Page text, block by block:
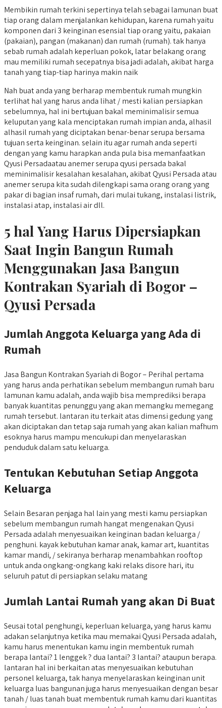
Membikin rumah terkini sepertinya telah sebagai lamunan buat
tiap orang dalam menjalankan kehidupan, karena rumah yaitu
komponen dari 3 keinginan esensial tiap orang yaitu, pakaian
(pakaian), pangan (makanan) dan rumah (rumah). tak hanya
sebab rumah adalah keperluan pokok, latar belakang orang
mau memiliki rumah secepatnya bisa jadi adalah, akibat harga
tanah yang tiap-tiap harinya makin naik
Nah buat anda yang berharap membentuk rumah mungkin
terlihat hal yang harus anda lihat / mesti kalian persiapkan
sebelumnya, hal ini bertujuan bakal meminimalisir semua
keluputan yang kala menciptakan rumah impian anda, alhasil
alhasil rumah yang diciptakan benar-benar serupa bersama
tujuan serta keinginan. selain itu agar rumah anda seperti
dengan yang kamu harapkan anda pula bisa memanfaatkan
Qyusi Persadaatau anemer serupa qyusi persada bakal
meminimalisir kesalahan kesalahan, akibat Qyusi Persada atau
anemer serupa kita sudah dilengkapi sama orang orang yang
pakar di bagian insaf rumah, dari mulai tukang, instalasi listrik,
instalasi atap, instalasi air dll.
5 hal Yang Harus Dipersiapkan
Saat Ingin Bangun Rumah
Menggunakan Jasa Bangun
Kontrakan Syariah di Bogor –
Qyusi Persada
Jumlah Anggota Keluarga yang Ada di
Rumah
Jasa Bangun Kontrakan Syariah di Bogor – Perihal pertama
yang harus anda perhatikan sebelum membangun rumah baru
lamunan kamu adalah, anda wajib bisa memprediksi berapa
banyak kuantitas penunggu yang akan memangku memegang
rumah tersebut. lantaran itu terkait atas dimensi gedung yang
akan diciptakan dan tetap saja rumah yang akan kalian mafhum
esoknya harus mampu mencukupi dan menyelaraskan
penduduk dalam satu keluarga.
Tentukan Kebutuhan Setiap Anggota
Keluarga
Selain Besaran penjaga hal lain yang mesti kamu persiapkan
sebelum membangun rumah hangat mengenakan Qyusi
Persada adalah menyesuaikan keinginan badan keluarga /
penghuni. kayak kebutuhan kamar anak, kamar art, kuantitas
kamar mandi, / sekiranya berharap menambahkan rooftop
untuk anda ongkang-ongkang kaki relaks disore hari, itu
seluruh patut di persiapkan selaku matang
Jumlah Lantai Rumah yang akan Di Buat
Seusai total penghungi, keperluan keluarga, yang harus kamu
adakan selanjutnya ketika mau memakai Qyusi Persada adalah,
kamu harus menentukan kamu ingin membentuk rumah
berapa lantai? 1 lenggek ? dua lantai? 3 lantai? ataupun berapa.
lantaran hal ini berkaitan atas menyesuaikan kebutuhan
personel keluarga, tak hanya menyelaraskan keinginan unit
keluarga luas bangunan juga harus menyesuaikan dengan besar
tanah / luas tanah buat membentuk rumah kamu dari kuantitas